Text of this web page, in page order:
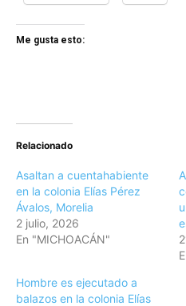
Me gusta esto:
Relacionado
Asaltan a cuentahabiente
en la colonia Elías Pérez
Ávalos, Morelia
2 julio, 2026
En "MICHOACÁN"
Hombre es ejecutado a
balazos en la colonia Elías